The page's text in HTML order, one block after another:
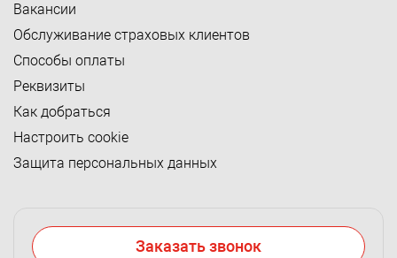
Вакансии
Обслуживание страховых клиентов
Способы оплаты
Реквизиты
Как добраться
Настроить cookie
Защита персональных данных
Заказать звонок